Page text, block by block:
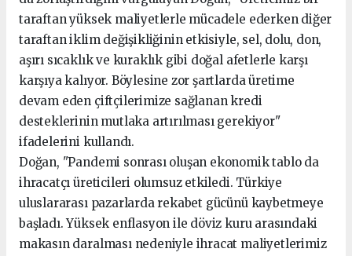
taraftan yüksek maliyetlerle mücadele ederken diğer
taraftan iklim değişikliğinin etkisiyle, sel, dolu, don,
aşırı sıcaklık ve kuraklık gibi doğal afetlerle karşı
karşıya kalıyor. Böylesine zor şartlarda üretime
devam eden çiftçilerimize sağlanan kredi
desteklerinin mutlaka artırılması gerekiyor"
ifadelerini kullandı.
Doğan, "Pandemi sonrası oluşan ekonomik tablo da
ihracatçı üreticileri olumsuz etkiledi. Türkiye
uluslararası pazarlarda rekabet gücünü kaybetmeye
başladı. Yüksek enflasyon ile döviz kuru arasındaki
makasın daralması nedeniyle ihracat maliyetlerimiz